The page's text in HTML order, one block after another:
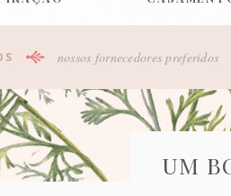
nossos fornecedores preferidos
UM